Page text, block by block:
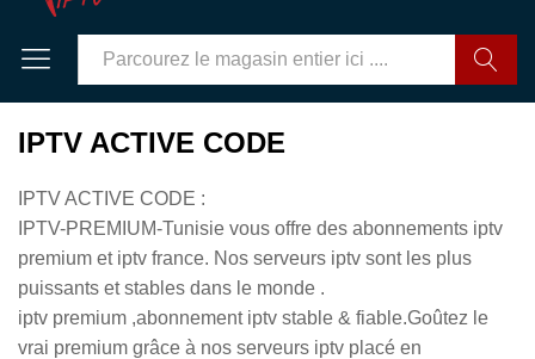
GO
IPTV ACTIVE CODE
IPTV ACTIVE CODE :
IPTV-PREMIUM-Tunisie vous offre des abonnements iptv
premium et iptv france. Nos serveurs iptv sont les plus
puissants et stables dans le monde .
iptv premium ,abonnement iptv stable & fiable.Goûtez le
vrai premium grâce à nos serveurs iptv placé en